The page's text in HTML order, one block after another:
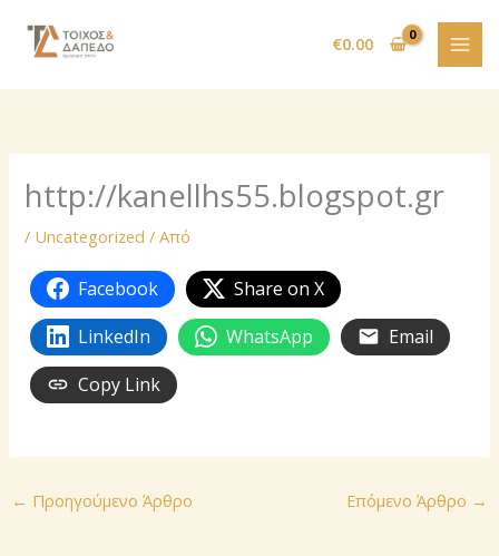
περιεχόμενο
€0.00
http://kanellhs55.blogspot.gr
/ Uncategorized / Από
Facebook
Share on X
LinkedIn
WhatsApp
Email
Copy Link
← Προηγούμενο Άρθρο Επόμενο Άρθρο →